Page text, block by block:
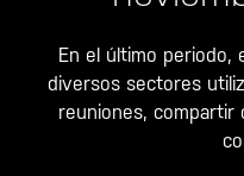
En el último periodo,
diversos sectores
reuniones, compartir